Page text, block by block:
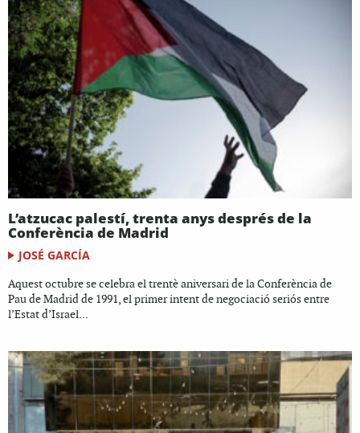
L’atzucac palestí, trenta anys després de la
Conferència de Madrid
JOSÉ GARCÍA
Aquest octubre se celebra el trentè aniversari de la Conferència de
Pau de Madrid de 1991, el primer intent de negociació seriós entre
l’Estat d’Israel...